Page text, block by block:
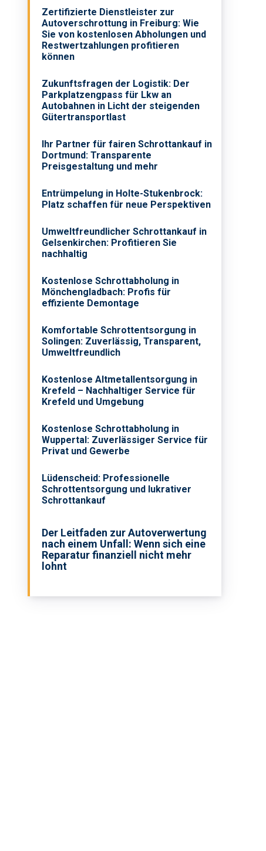
Zertifizierte Dienstleister zur
Autoverschrottung in Freiburg: Wie
Sie von kostenlosen Abholungen und
Restwertzahlungen profitieren
können
Zukunftsfragen der Logistik: Der
Parkplatzengpass für Lkw an
Autobahnen in Licht der steigenden
Gütertransportlast
Ihr Partner für fairen Schrottankauf in
Dortmund: Transparente
Preisgestaltung und mehr
Entrümpelung in Holte-Stukenbrock:
Platz schaffen für neue Perspektiven
Umweltfreundlicher Schrottankauf in
Gelsenkirchen: Profitieren Sie
nachhaltig
Kostenlose Schrottabholung in
Mönchengladbach: Profis für
effiziente Demontage
Komfortable Schrottentsorgung in
Solingen: Zuverlässig, Transparent,
Umweltfreundlich
Kostenlose Altmetallentsorgung in
Krefeld – Nachhaltiger Service für
Krefeld und Umgebung
Kostenlose Schrottabholung in
Wuppertal: Zuverlässiger Service für
Privat und Gewerbe
Lüdenscheid: Professionelle
Schrottentsorgung und lukrativer
Schrottankauf
Der Leitfaden zur Autoverwertung
nach einem Unfall: Wenn sich eine
Reparatur finanziell nicht mehr
lohnt